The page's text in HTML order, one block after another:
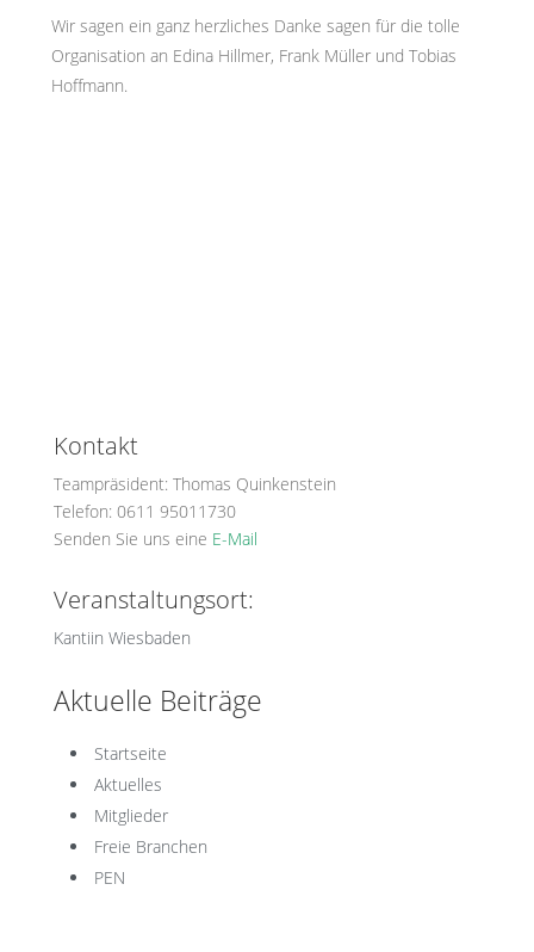
Wir sagen ein ganz herzliches Danke sagen für die tolle
Organisation an Edina Hillmer, Frank Müller und Tobias
Hoffmann.
Kontakt
Teampräsident: Thomas Quinkenstein
Telefon: 0611 95011730
Senden Sie uns eine E-Mail
Veranstaltungsort:
Kantiin Wiesbaden
Aktuelle Beiträge
Startseite
Aktuelles
Mitglieder
Freie Branchen
PEN